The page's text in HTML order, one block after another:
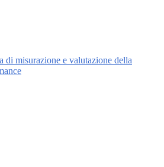
di misurazione e valutazione della